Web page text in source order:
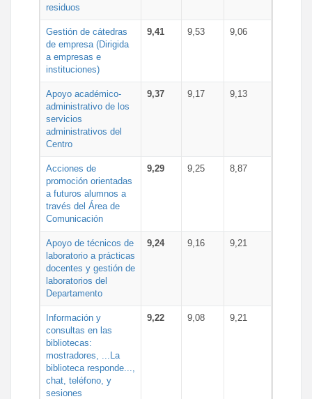
residuos
Gestión de cátedras
de empresa (Dirigida
a empresas e
instituciones)
9,41 9,53 9,06
Apoyo académico-
administrativo de los
servicios
administrativos del
Centro
9,37 9,17 9,13
Acciones de
promoción orientadas
a futuros alumnos a
través del Área de
Comunicación
9,29 9,25 8,87
Apoyo de técnicos de
laboratorio a prácticas
docentes y gestión de
laboratorios del
Departamento
9,24 9,16 9,21
Información y
consultas en las
bibliotecas:
mostradores, ...La
biblioteca responde...,
chat, teléfono, y
sesiones
9,22 9,08 9,21